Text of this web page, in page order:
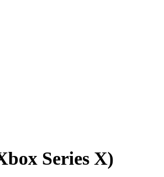
Series X)